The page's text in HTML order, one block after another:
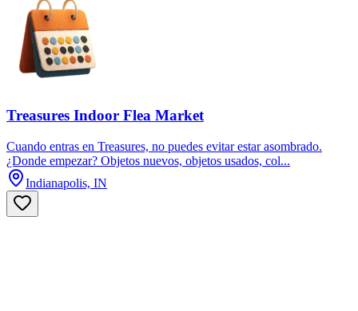
Treasures Indoor Flea Market
Cuando entras en Treasures, no puedes evitar estar asombrado.
¿Donde empezar? Objetos nuevos, objetos usados, col...
Indianapolis, IN